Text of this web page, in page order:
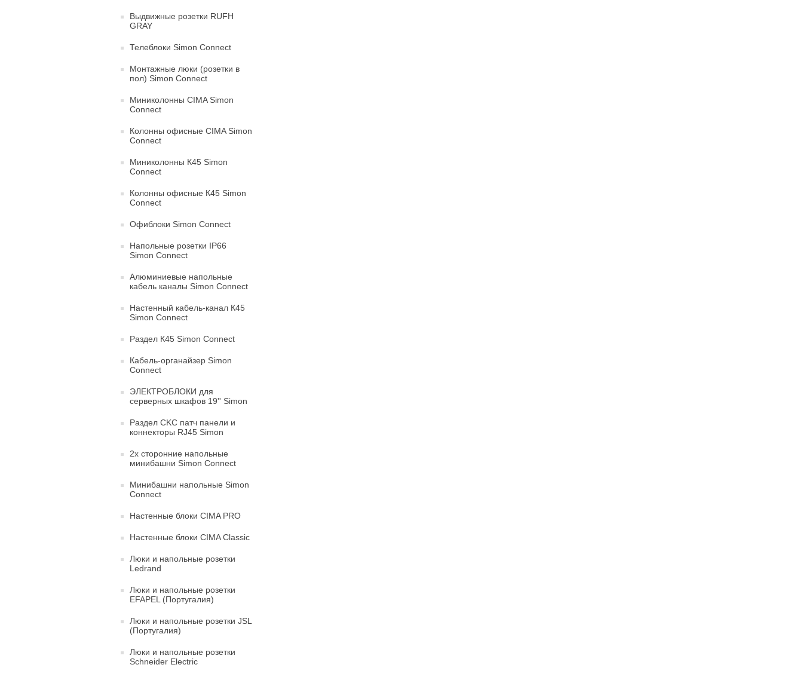
Выдвижные розетки RUFH
GRAY
Телеблоки Simon Connect
Монтажные люки (розетки в
пол) Simon Connect
Миниколонны CIMA Simon
Connect
Колонны офисные CIMA Simon
Connect
Миниколонны К45 Simon
Connect
Колонны офисные К45 Simon
Connect
Офиблоки Simon Connect
Напольные розетки IP66
Simon Connect
Алюминиевые напольные
кабель каналы Simon Connect
Настенный кабель-канал К45
Simon Connect
Раздел К45 Simon Connect
Кабель-органайзер Simon
Connect
ЭЛЕКТРОБЛОКИ для
серверных шкафов 19'' Simon
Раздел CKC патч панели и
коннекторы RJ45 Simon
2х сторонние напольные
минибашни Simon Connect
Минибашни напольные Simon
Connect
Настенные блоки CIMA PRO
Настенные блоки CIMA Classic
Люки и напольные розетки
Ledrand
Люки и напольные розетки
EFAPEL (Португалия)
Люки и напольные розетки JSL
(Португалия)
Люки и напольные розетки
Schneider Electric